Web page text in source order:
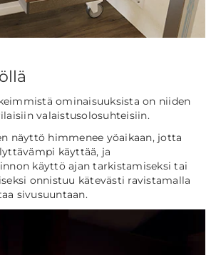
ominaisuuksista on niiden
valaistusolosuhteisiin.
näyttö himmenee yöaikaan, jotta
käyttää, ja
käyttö ajan tarkistamiseksi tai
onnistuu kätevästi ravistamalla
sivusuuntaan.